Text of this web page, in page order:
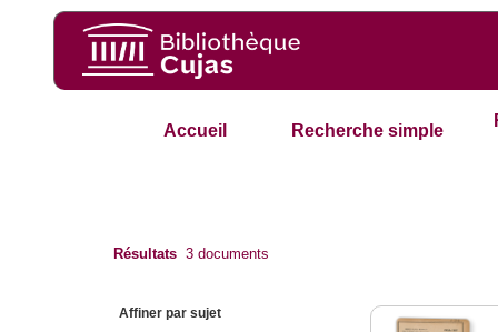
Accueil Recherche simple
Résultats 3 documents
Affiner par sujet